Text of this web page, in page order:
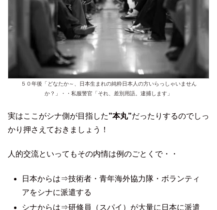
５０年後「どなたか～、日本生まれの純粋日本人の方いらっしゃいません
か？」・・私服警官「それ、差別用語。逮捕します」
実はここがシナ側が目指した”本丸”だったりするのでしっ
かり押さえておきましょう！
人的交流といってもその内情は例のごとくで・・
日本からは⇒技術者・青年海外協力隊・ボランティ
アをシナに派遣する
シナからは⇒研修員（スパイ）が大量に日本に派遣